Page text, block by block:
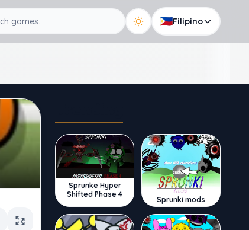
🇵🇭Filipino
Sprunke Hyper
Shifted Phase 4
Sprunki mods